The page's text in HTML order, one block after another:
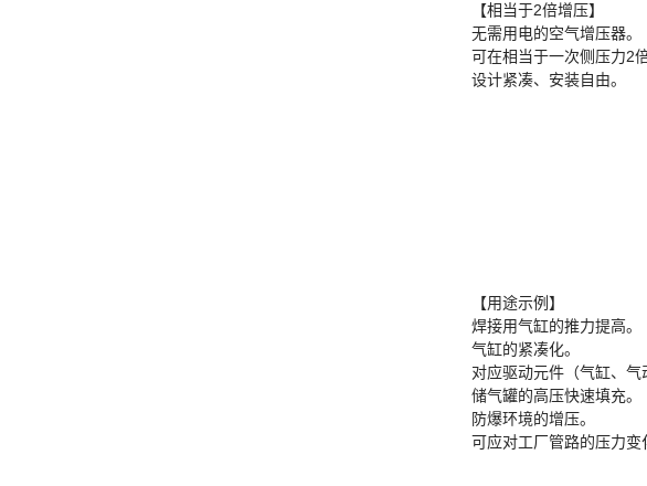
【相当于2倍增压】
无需用电的空气增压器。
可在相当于一次侧压力2
设计紧凑、安装自由。
【用途示例】
焊接用气缸的推力提高。
气缸的紧凑化。
对应驱动元件（气缸、气
储气罐的高压快速填充。
防爆环境的增压。
可应对工厂管路的压力变